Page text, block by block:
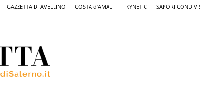
GAZZETTA DI AVELLINO COSTA d’AMALFI KYNETIC SAPORI